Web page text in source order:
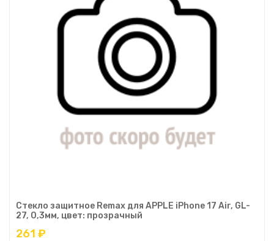
Стекло защитное Remax для APPLE iPhone 17 Air, GL-
27, 0,3мм, цвет: прозрачный
261 ₽